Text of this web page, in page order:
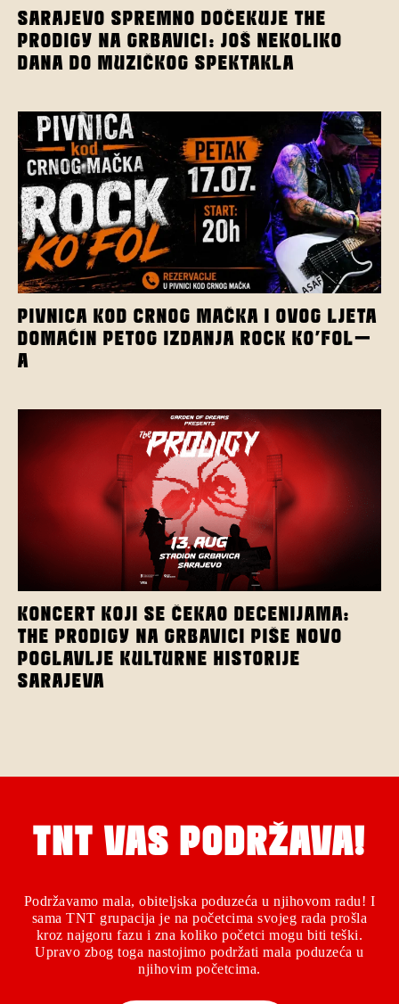
SARAJEVO SPREMNO DOČEKUJE THE
PRODIGY NA GRBAVICI: JOŠ NEKOLIKO
DANA DO MUZIČKOG SPEKTAKLA
PIVNICA KOD CRNOG MAČKA I OVOG LJETA
DOMAĆIN PETOG IZDANJA ROCK KO’FOL-
A
KONCERT KOJI SE ČEKAO DECENIJAMA:
THE PRODIGY NA GRBAVICI PIŠE NOVO
POGLAVLJE KULTURNE HISTORIJE
SARAJEVA
TNT VAS PODRŽAVA!
Podržavamo mala, obiteljska poduzeća u njihovom radu! I
sama TNT grupacija je na početcima svojeg rada prošla
kroz najgoru fazu i zna koliko početci mogu biti teški.
Upravo zbog toga nastojimo podržati mala poduzeća u
njihovim početcima.